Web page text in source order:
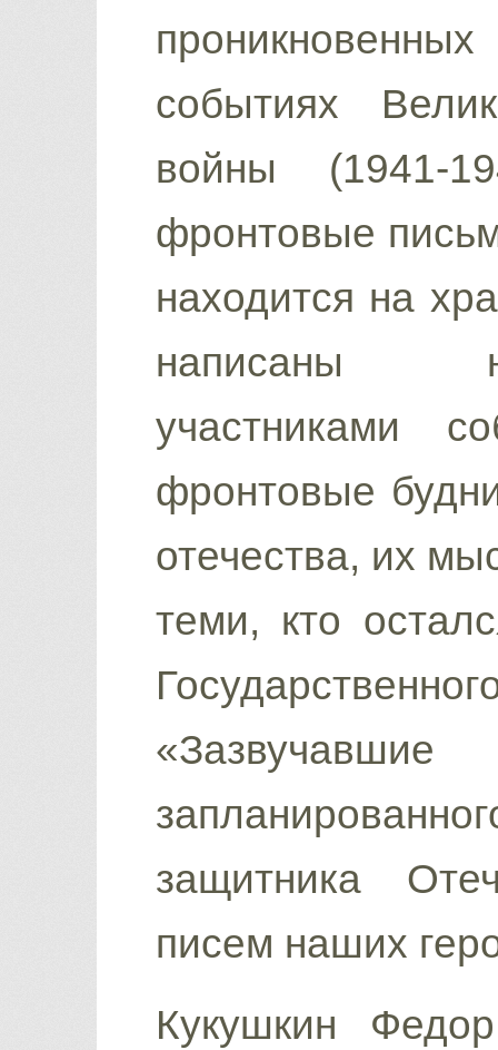
событиях
войны (1941-
фронтовые
находится на
написаны
участниками
фронтовые
отечества, их
теми, кто
защитника
писем наших
Кукушкин